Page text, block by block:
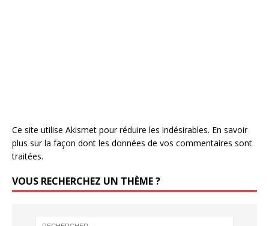
Ce site utilise Akismet pour réduire les indésirables. En savoir
plus sur la façon dont les données de vos commentaires sont
traitées.
VOUS RECHERCHEZ UN THÈME ?